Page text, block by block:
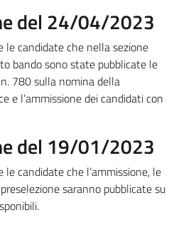
del 24/04/2023
le candidate che nella sezione
bando sono state pubblicate le
780 sulla nomina della
e l’ammissione dei candidati con
del 19/01/2023
candidate che l’ammissione, le
saranno pubblicate su